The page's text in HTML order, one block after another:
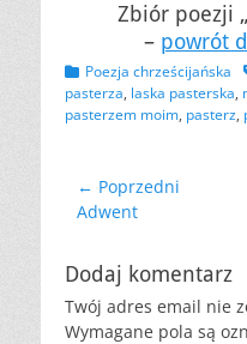
Zbiór poezji
– powrót
Kategorii
Poezja chrześcijańska
pasterza, laska pasterska,
pasterzem moim, pasterz,
Nawigacja
wpisu
← Poprzedni
Poprzedni
Adwent
Dodaj komentarz
Twój adres email nie
Wymagane pola są